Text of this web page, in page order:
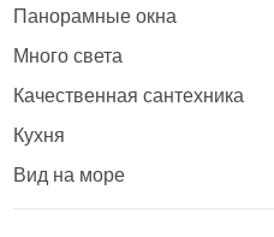
Панорамные окна
Много света
Качественная сантехника
Кухня
Вид на море